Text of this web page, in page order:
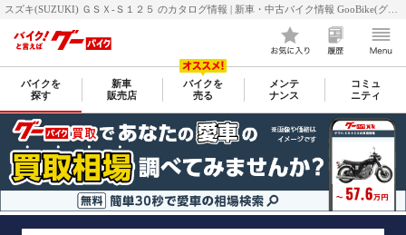
バイクを
探す
新車
販売店
バイクを
売る
メンテ
ナンス
コミュ
ニティ